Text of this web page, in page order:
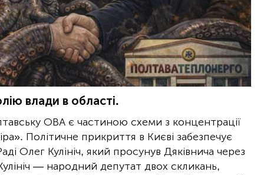
влади в області.
ОВА є частиною схеми з концентрації
Політичне прикриття в Києві забезпечує
Олег Кулініч, який просунув Дяківнича через
— народний депутат двох скликань,